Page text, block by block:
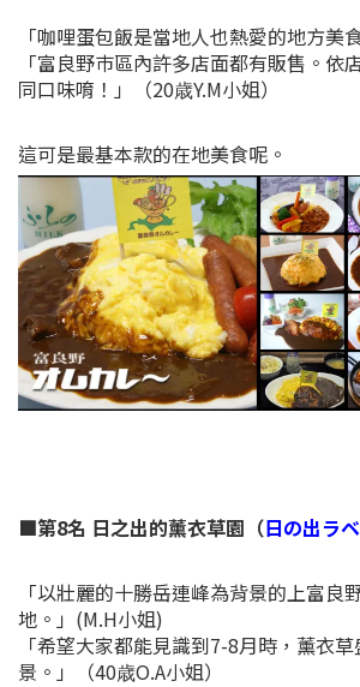
「咖哩蛋包飯是當地人也熱愛的地方美
「富良野巿區內許多店面都有販售。依
同口味唷！」（20歳Y.M小姐）
這可是最基本款的在地美食呢。
■第8名 日之出的薰衣草園（日の出ラ
「以壯麗的十勝岳連峰為背景的上富良
地。」(M.H小姐)
「希望大家都能見識到7-8月時，薰衣
景。」（40歳O.A小姐）